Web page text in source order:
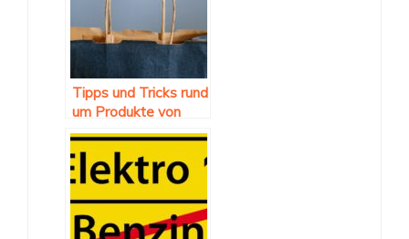
Tipps und Tricks rund
um Produkte von
Amazon